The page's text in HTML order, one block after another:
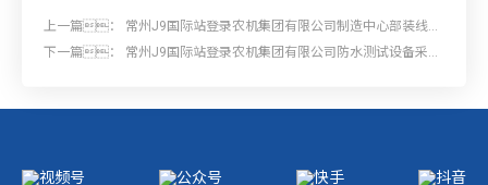
上一篇： 常州J9国际站登录农机集团有限公司制造中心部装线新
增螺栓分装机项目招标
下一篇： 常州J9国际站登录农机集团有限公司防水测试设备采购